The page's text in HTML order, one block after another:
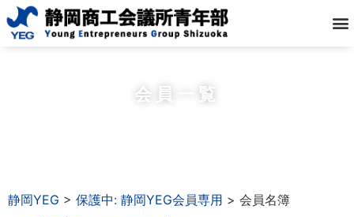
会員一覧
静岡YEG > 保護中: 静岡YEG会員専用 > 会員名簿